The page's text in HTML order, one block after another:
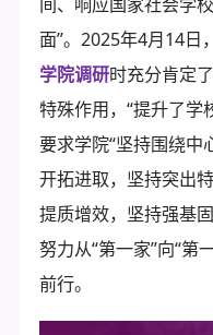
面”。2025年4月14日
学院调研时充分肯定
特殊作用，“提升了学
要求学院“坚持围绕中
开拓进取，坚持突出
提质增效，坚持强基
努力从“第一家”向“第
前行。